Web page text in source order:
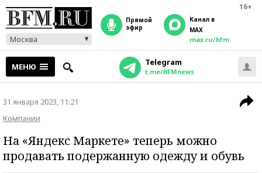
16+
Москва
прямой
эфир
Канал в
MAX
max.ru/bfm
МЕНЮ Telegram
t.me/BFMnews
31 января 2023, 11:21
Компании
На «Яндекс Маркете» теперь можно
продавать подержанную одежду и обувь